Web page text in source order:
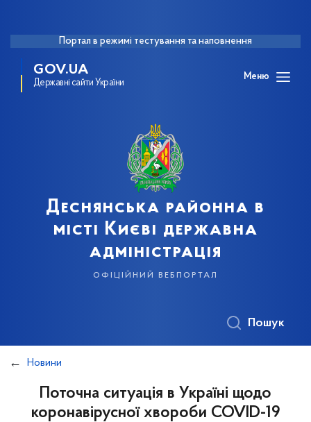
Портал в режимі тестування та наповнення
GOV.UA
Державні сайти України
Меню
Деснянська районна в
місті Києві державна
адміністрація
офіційний вебпортал
Пошук
Новини
Поточна ситуація в Україні щодо
коронавірусної хвороби COVID-19